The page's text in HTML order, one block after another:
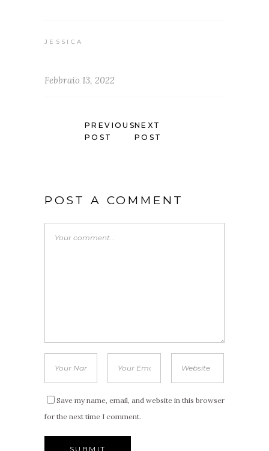
JESSICA
Febbraio 13, 2022
PREVIOUS
POST
NEXT
POST
POST A COMMENT
Save my name, email, and website in this browser
for the next time I comment.